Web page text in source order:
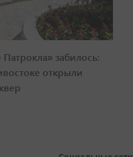
забилось:
открыли